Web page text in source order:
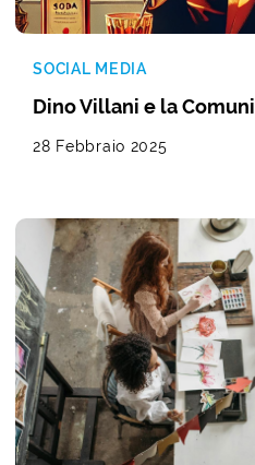
SOCIAL MEDIA
Dino Villani e la
28 Febbraio 2025